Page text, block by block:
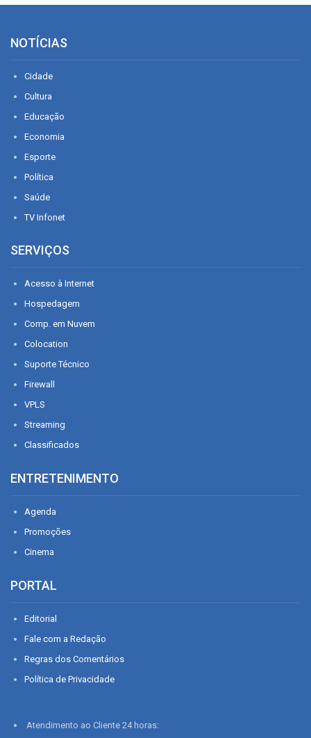
NOTÍCIAS
Cidade
Cultura
Educação
Economia
Esporte
Política
Saúde
TV Infonet
SERVIÇOS
Acesso à Internet
Hospedagem
Comp. em Nuvem
Colocation
Suporte Técnico
Firewall
VPLS
Streaming
Classificados
ENTRETENIMENTO
Agenda
Promoções
Cinema
PORTAL
Editorial
Fale com a Redação
Regras dos Comentários
Política de Privacidade
Atendimento ao Cliente 24 horas: